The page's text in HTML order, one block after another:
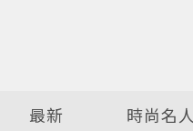
最新 時尚名人